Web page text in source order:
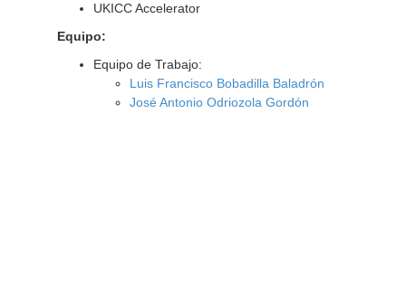
UKICC Accelerator
Equipo:
Equipo de Trabajo:
Luis Francisco Bobadilla Baladrón
José Antonio Odriozola Gordón